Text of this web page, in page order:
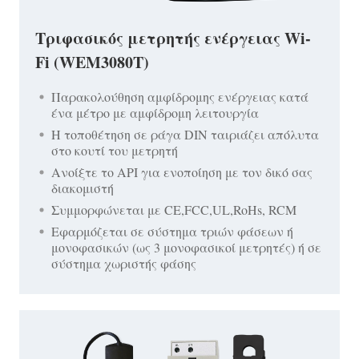
Τριφασικός μετρητής ενέργειας Wi-
Fi (WEM3080T)
Παρακολούθηση αμφίδρομης ενέργειας κατά
ένα μέτρο με αμφίδρομη λειτουργία
Η τοποθέτηση σε ράγα DIN ταιριάζει απόλυτα
στο κουτί του μετρητή
Ανοίξτε το API για ενοποίηση με τον δικό σας
διακομιστή
Συμμορφώνεται με CE,FCC,UL,RoHs, RCM
Εφαρμόζεται σε σύστημα τριών φάσεων ή
μονοφασικών (ως 3 μονοφασικοί μετρητές) ή σε
σύστημα χωριστής φάσης